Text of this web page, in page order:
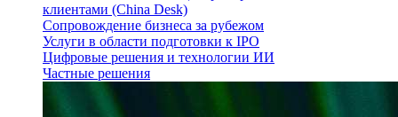
клиентами (China Desk)
Сопровождение бизнеса за рубежом
Услуги в области подготовки к IPO
Цифровые решения и технологии ИИ
Частные решения